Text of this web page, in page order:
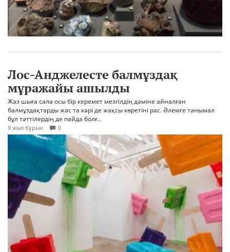
Лос-Анджелесте балмұздақ
мұражайы ашылды
Жаз шыға сала осы бір керемет мезгілдің дәміне айналған
балмұздақтарды жас та кәрі де жақсы көретіні рас. Әлемге танымал
бұл тәттілердің де пайда болғ..
9 жыл бұрын 0